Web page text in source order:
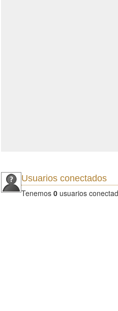
Usuarios conectados
Tenemos 0 usuarios